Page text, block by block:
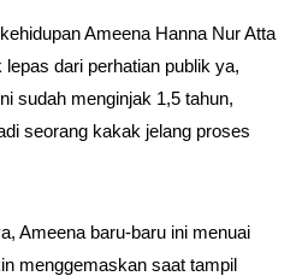
Ameena Hanna Nur Atta
dari perhatian publik ya,
sudah menginjak 1,5 tahun,
seorang kakak jelang proses
Ameena baru-baru ini menuai
menggemaskan saat tampil